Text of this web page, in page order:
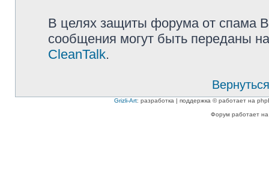
В целях защиты форума от спама
сообщения могут быть переданы
CleanTalk.
Grizli-Art: разработка | поддержка © работает на
Форум работает